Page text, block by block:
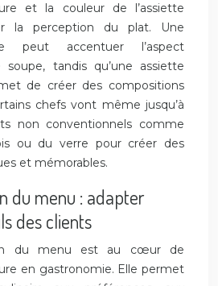
et la couleur de l’assiette
la perception du plat. Une
peut accentuer l’aspect
soupe, tandis qu’une assiette
de créer des compositions
chefs vont même jusqu’à
non conventionnels comme
ou du verre pour créer des
et mémorables.
du menu : adapter
des clients
du menu est au cœur de
en gastronomie. Elle permet